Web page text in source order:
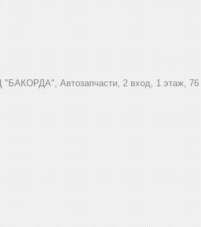
"БАКОРДА", Автозапчасти, 2 вход, 1 этаж, 76